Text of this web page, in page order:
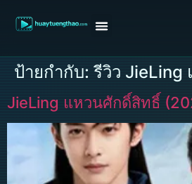
ป้ายกำกับ: รีวิว
JieLing แหวนศักดิ์สิทธิ์